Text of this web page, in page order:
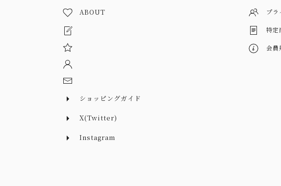
ABOUT
ショッピングガイド
X(Twitter)
Instagram
プラ
特定
会員